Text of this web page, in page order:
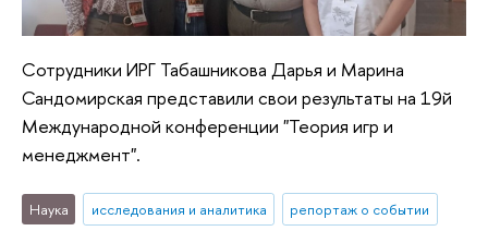
Сотрудники ИРГ Табашникова Дарья и Марина
Сандомирская представили свои результаты на 19й
Международной конференции "Теория игр и
менеджмент".
Наука исследования и аналитика репортаж о событии